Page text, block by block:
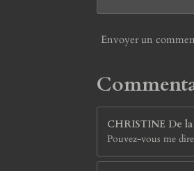
Envoyer un
CHRISTINE De
Pouvez-vous me